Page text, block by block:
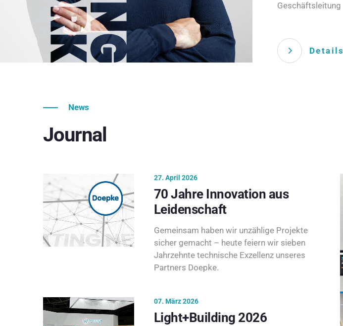
Geschäftsleitung
Details
News
Journal
27. April 2026
70 Jahre Innovation aus
Leidenschaft
Gemeinsam haben wir unzählige Projekte
sicher gemacht – heute feiern wir sieben
Jahrzehnte technische Exzellenz unseres
Partners Doepke.
07. März 2026
Light+Building 2026